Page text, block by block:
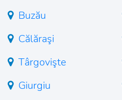
Buzău
Călăraşi
Târgovişte
Giurgiu